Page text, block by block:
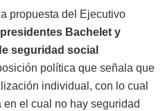
propuesta del Ejecutivo
Bachelet y
seguridad social
política que señala que
individual, con lo cual
el cual no hay seguridad